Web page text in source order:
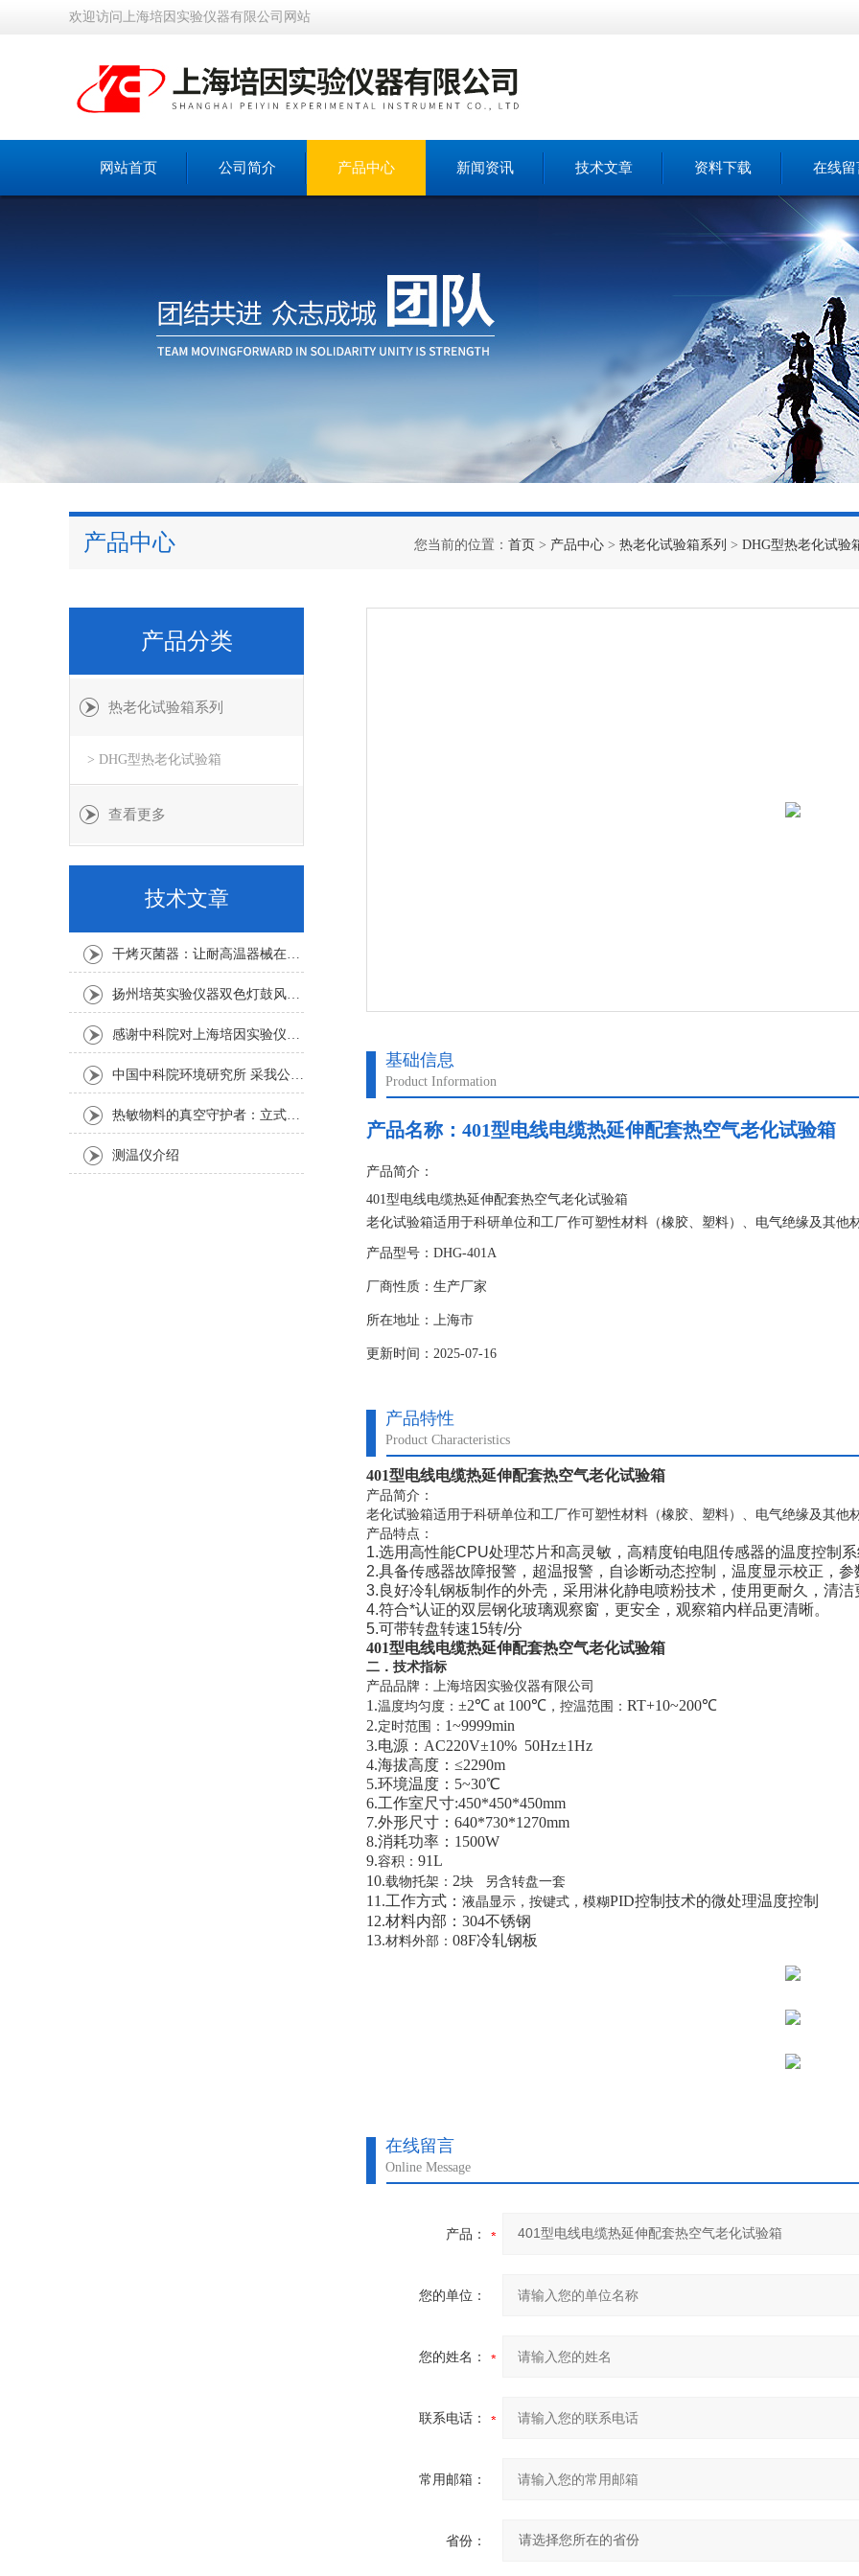
欢迎访问上海培因实验仪器有限公司网站
网站首页 公司简介 产品中心 新闻资讯 技术文章 资料下载 在线留
产品中心 您当前的位置： 首页 > 产品中心 > 热老化试验箱系列 > DHG型热老化试验
基础信息
Product Information
产品名称： 401型电线电缆热延伸配套热空气老化试验箱
产品简介：
401型电线电缆热延伸配套热空气老化试验箱
老化试验箱适用于科研单位和工厂作可塑性材料（橡胶、塑料）、电气绝缘及其他
产品型号：DHG-401A
厂商性质：生产厂家
所在地址：上海市
更新时间：2025-07-16
产品特性
Product Characteristics
401型电线电缆热延伸配套热空气老化试验箱
产品简介：
老化试验箱适用于科研单位和工厂作可塑性材料（橡胶、塑料）、电气绝缘及其他
产品特点：
1.选用高性能CPU处理芯片和高灵敏，高精度铂电阻传感器的温度控制
2.具备传感器故障报警，超温报警，自诊断动态控制，温度显示校正，参
3.良好冷轧钢板制作的外壳，采用淋化静电喷粉技术，使用更耐久，清洁
4.符合*认证的双层钢化玻璃观察窗，更安全，观察箱内样品更清晰。
5.可带转盘转速15转/分
401型电线电缆热延伸配套热空气老化试验箱
二． 技术指标
产品品牌： 上海培因 实验仪器有限公司
1.温度均匀度： ±2℃ at 100℃ ， 控温范围： RT+10~200℃
2.定时范围： 1~9999min
3.电源：AC220V±10% 50Hz±1Hz
4.海拔高度：≤2290m
5.环境温度：5~30℃
6.工作室尺寸:450*450*450mm
7.外形尺寸： 640*730*1270mm
8.消耗功率： 1 500W
9.容积： 91L
10.载物托架： 2块 另含转盘一套
11 .工作方式： 液晶显示， 按键式，模糊PID控制技术的微处理温度控制
12.材料内部：304不锈钢
13.材料外部： 08F冷轧钢板
在线留言
Online Message
产品：
您的单位：
您的姓名：
联系电话：
常用邮箱：
省份：
产品分类
热老化试验箱系列
> DHG型热老化试验箱
查看更多
技术文章
干烤灭菌器：让耐高温器械在无水高温中重获无菌新生
扬州培英实验仪器双色灯鼓风干燥箱
感谢中科院对上海培因实验仪器的认可
中国中科院环境研究所 采我公司仪器300L人工气候箱 实验效果获高度评价
热敏物料的真空守护者：立式真空干燥箱选购指南
测温仪介绍